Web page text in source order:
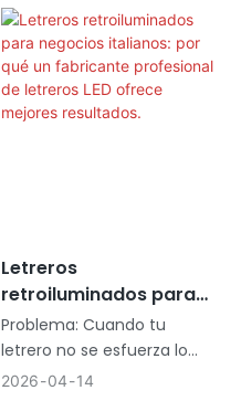
enfrentan a facturas de
electricidad elevadas y
roturas frecuentes.
Encontrar una alternativa
duradera y
demasiado caras, mientras
que los proveedores
extranjeros pueden no
cumplir con las normas de
seguridad alemanas ni con
Letreros
retroiluminados para
negocios italianos: por
qué un fabricante
profesional de letreros
Problema: Cuando tu
letrero no se esfuerza lo
suficiente
2026 04 14